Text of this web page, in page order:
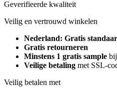
Geverifieerde kwaliteit
Veilig en vertrouwd winkelen
Nederland: Gratis
Gratis retourneren
Minstens 1 gratis sample
Veilige betaling met SSL-
Veilig betalen met